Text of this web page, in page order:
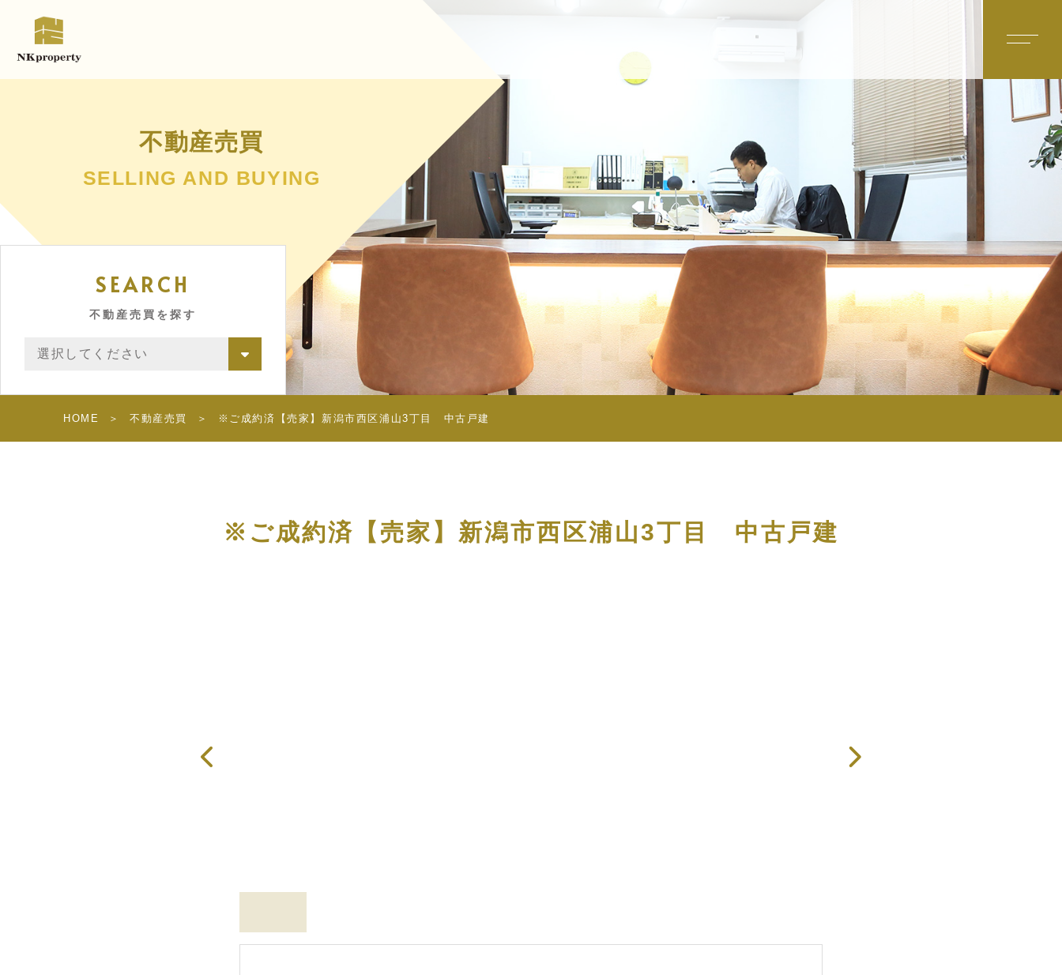
不動産売買
SELLING AND BUYING
SEARCH
不動産売買を探す
HOME 不動産売買 ※ご成約済【売家】新潟市西区浦山3丁目 中古戸建
※ご成約済【売家】新潟市西区浦山3丁目 中古戸建